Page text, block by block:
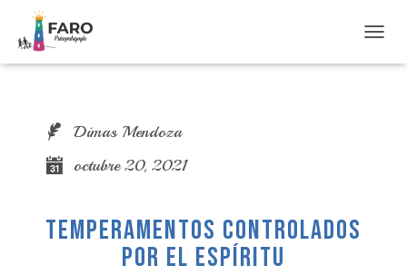
O
Dimas Mendoza
octubre 20, 2021
Temperamentos controlados
por el Espíritu